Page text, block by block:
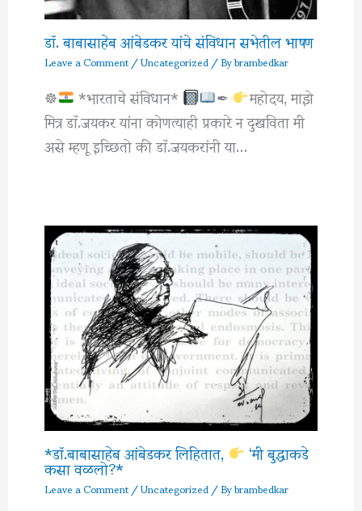
डॉ. बाबासाहेब आंबेडकर यांचे संविधान सभेतील भाषण
Leave a Comment/Uncategorized/ Bybrambedkar
☸ *भारताचे संविधान* ✒ महोदय, माझे
मित्र डाॅ.जयकर यांना कोणत्याही प्रकारे न दुखविता मी
असे म्हणू इच्छितो की डाॅ.जयकरांनी या…
*डॉ.बाबासाहेब आंबेडकर लिहितात, ‘मी बुद्धाकडे
कसा वळलो?*
Leave a Comment/Uncategorized/ Bybrambedkar